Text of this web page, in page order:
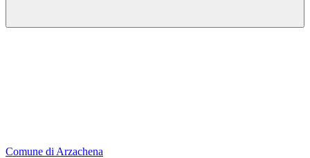
Comune di Arzachena